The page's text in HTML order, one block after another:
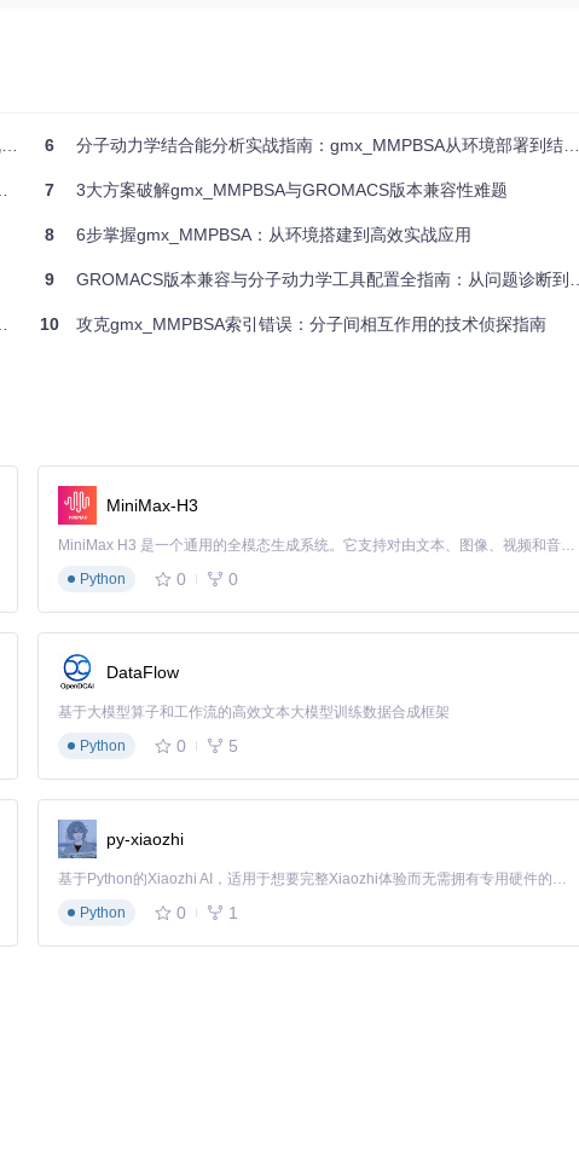
版本不兼容和环境变量设置错误是最常见的问题。本章节将提供一套经过验
分依赖包不兼容
6 分子动力学结合能分析实战指南：gmx_MMPBSA从环境部署到结果解析
7 3大方案破解gmx_MMPBSA与GROMACS版本兼容性难题
8 6步掌握gmx_MMPBSA：从环境搭建到高效实战应用
9 GROMACS版本兼容与分子动力学工具配置全指南：从问题诊断到环境优化
10 攻克gmx_MMPBSA索引错误：分子间相互作用的技术侦探指南
MiniMax-H3
MiniMax H3 是一个通用的全模态生成系统。它支持对由文本、图像、视频和音频组成的多模态上下文进行统一理解，并能生成分辨率高达 2K、时长可达 15 秒的带原生立体声音频的视频。得益于面向任务泛化的系统设计，H3 在预训练阶段就已具备广泛的多模态上下文理解与生成能力，能够出色地执行复杂的多模态指令。
Python
0 0
DataFlow
基于大模型算子和工作流的高效文本大模型训练数据合成框架
Python
0 5
py-xiaozhi
基于Python的Xiaozhi AI，适用于想要完整Xiaozhi体验而无需拥有专用硬件的用户。
Python
0 1